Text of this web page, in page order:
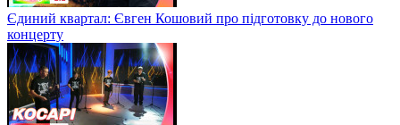
Єдиний квартал: Євген Кошовий про підготовку до нового
концерту